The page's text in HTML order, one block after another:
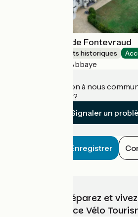
Abbaye royale de Fontevraud
Sites et monuments historiques
Fontevraud-l'Abbaye
Une information à nous
établissement ?
Signaler un
Enregistrer
Choisissez, préparez et
vélo avec France Vélo